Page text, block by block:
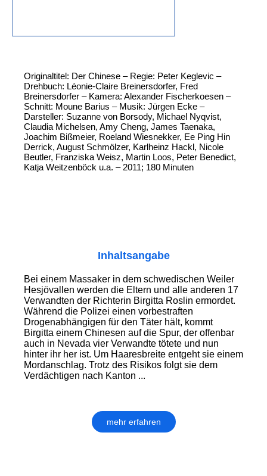
Originaltitel: Der Chinese – Regie: Peter Keglevic –
Drehbuch: Léonie-Claire Breinersdorfer, Fred
Breinersdorfer – Kamera: Alexander Fischerkoesen –
Schnitt: Moune Barius – Musik: Jürgen Ecke –
Darsteller: Suzanne von Borsody, Michael Nyqvist,
Claudia Michelsen, Amy Cheng, James Taenaka,
Joachim Bißmeier, Roeland Wiesnekker, Ee Ping Hin
Derrick, August Schmölzer, Karlheinz Hackl, Nicole
Beutler, Franziska Weisz, Martin Loos, Peter Benedict,
Katja Weitzenböck u.a. – 2011; 180 Minuten
Inhaltsangabe
Bei einem Massaker in dem schwedischen Weiler
Hesjövallen werden die Eltern und alle anderen 17
Verwandten der Richterin Birgitta Roslin ermordet.
Während die Polizei einen vorbestraften
Drogenabhängigen für den Täter hält, kommt
Birgitta einem Chinesen auf die Spur, der offenbar
auch in Nevada vier Verwandte tötete und nun
hinter ihr her ist. Um Haaresbreite entgeht sie einem
Mordanschlag. Trotz des Risikos folgt sie dem
Verdächtigen nach Kanton ...
mehr erfahren